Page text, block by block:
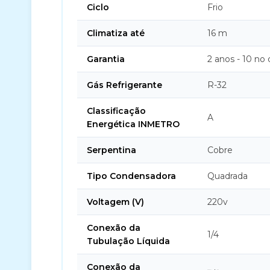
Ciclo Frio
Climatiza até 16 m
Garantia 2 anos - 10 no
Gás Refrigerante R-32
Classificação
Energética INMETRO
A
Serpentina Cobre
Tipo Condensadora Quadrada
Voltagem (V) 220v
Conexão da
Tubulação Líquida
1/4
Conexão da